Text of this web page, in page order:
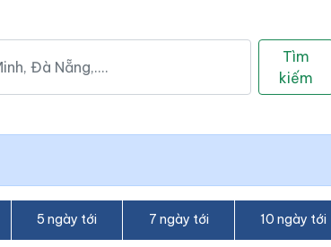
Tìm
kiếm
5 ngày tới 7 ngày tới 10 ngày tới